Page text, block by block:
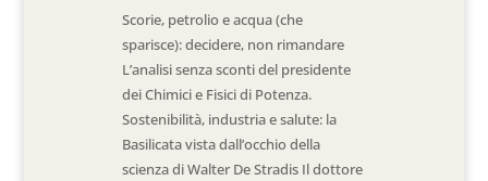
Scorie, petrolio e acqua (che
sparisce): decidere, non rimandare
L’analisi senza sconti del presidente
dei Chimici e Fisici di Potenza.
Sostenibilità, industria e salute: la
Basilicata vista dall’occhio della
scienza di Walter De Stradis Il dottore